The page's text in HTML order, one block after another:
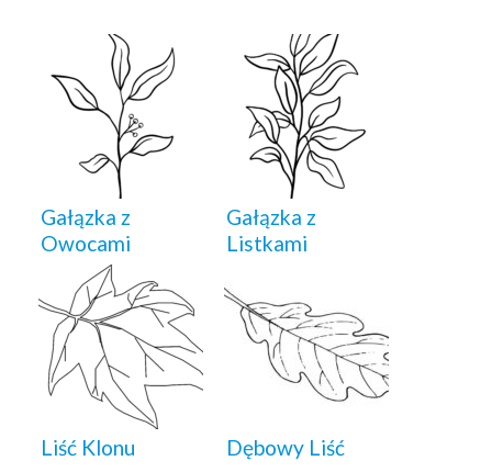
Gałązka z
Owocami
Gałązka z
Listkami
Liść Klonu Dębowy Liść